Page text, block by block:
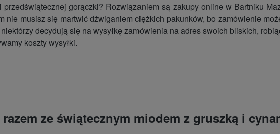
gorączki? Rozwiązaniem są zakupy online w Bartniku
nie musisz się martwić dźwiganiem ciężkich pakunków, bo zamówienie
decydują się na wysyłkę zamówienia na adres swoich bliskich,
koszty wysyłki.
ze świątecznym miodem z gruszką i